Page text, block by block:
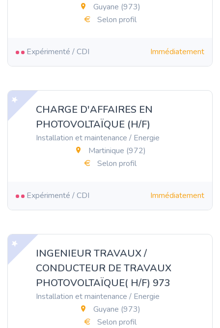
Guyane (973)
Selon profil
Expérimenté / CDI Immédiatement
CHARGE D'AFFAIRES EN
PHOTOVOLTAÏQUE (H/F)
Installation et maintenance / Energie
Martinique (972)
Selon profil
Expérimenté / CDI Immédiatement
INGENIEUR TRAVAUX /
CONDUCTEUR DE TRAVAUX
PHOTOVOLTAÏQUE( H/F) 973
Installation et maintenance / Energie
Guyane (973)
Selon profil